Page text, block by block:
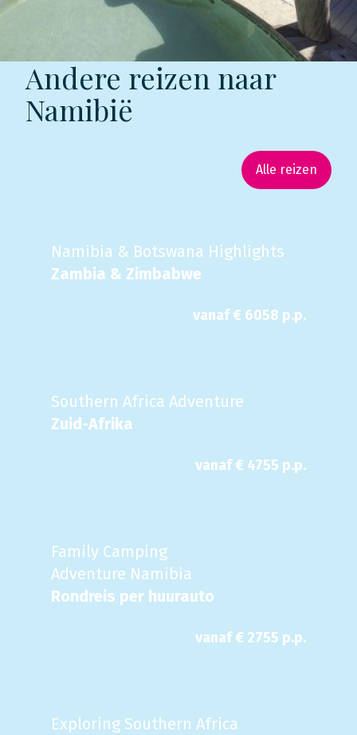
Andere reizen naar
Namibië
Alle reizen
Namibia & Botswana Highlights
Zambia & Zimbabwe
vanaf € 6058 p.p.
Southern Africa Adventure
Zuid-Afrika
vanaf € 4755 p.p.
Family Camping
Adventure Namibia
Rondreis per huurauto
vanaf € 2755 p.p.
Exploring Southern Africa